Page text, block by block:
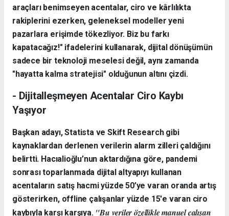
araçları benimseyen acentalar, ciro ve kârlılıkta
rakiplerini ezerken, geleneksel modeller yeni
pazarlara erişimde tökezliyor. Biz bu farkı
kapatacağız!" ifadelerini kullanarak, dijital dönüşümün
sadece bir teknoloji meselesi değil, aynı zamanda
"hayatta kalma stratejisi" olduğunun altını çizdi.
- Dijitalleşmeyen Acentalar Ciro Kaybı
Yaşıyor
Başkan adayı, Statista ve Skift Research gibi
kaynaklardan derlenen verilerin alarm zilleri çaldığını
belirtti. Hacıalioğlu’nun aktardığına göre, pandemi
sonrası toparlanmada dijital altyapıyı kullanan
acentaların satış hacmi yüzde 50’ye varan oranda artış
gösterirken, offline çalışanlar yüzde 15'e varan ciro
kaybıyla karşı karşıya. "Bu veriler özellikle manuel çalışan